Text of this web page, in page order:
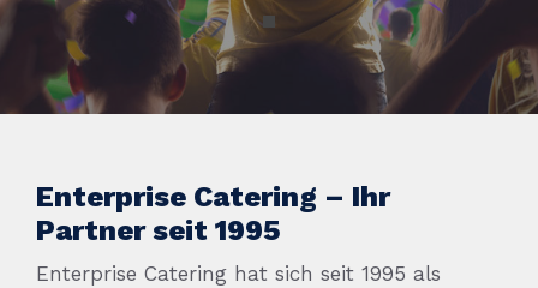
Enterprise Catering – Ihr
Partner seit 1995
Enterprise Catering hat sich seit 1995 als